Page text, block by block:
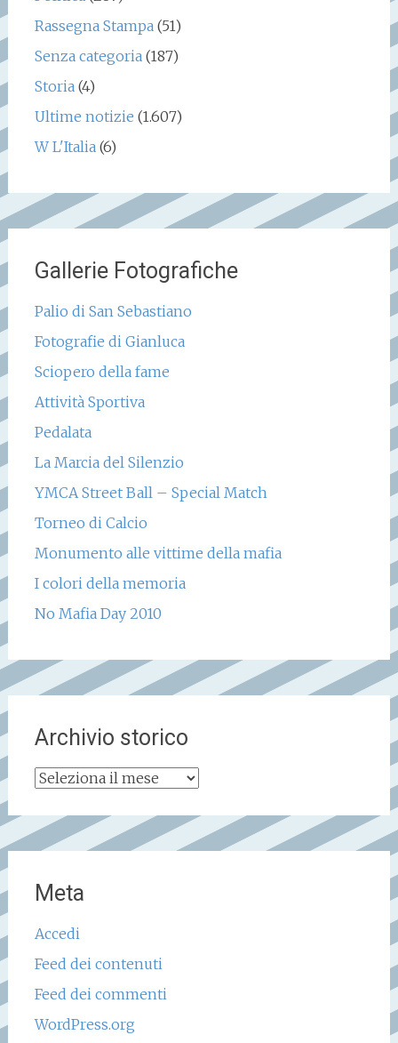
Rassegna Stampa(51)
Senza categoria(187)
Storia(4)
Ultime notizie (1.607)
W L'Italia(6)
Gallerie Fotografiche
Palio di San Sebastiano
Fotografie di Gianluca
Sciopero della fame
Attività Sportiva
Pedalata
La Marcia del Silenzio
YMCA Street Ball – Special Match
Torneo di Calcio
Monumento alle vittime della mafia
I colori della memoria
No Mafia Day 2010
Archivio storico
Archivio
Meta
Accedi
Feed dei contenuti
Feed dei commenti
WordPress.org